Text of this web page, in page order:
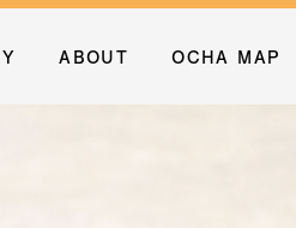
ABOUT OCHA MAP